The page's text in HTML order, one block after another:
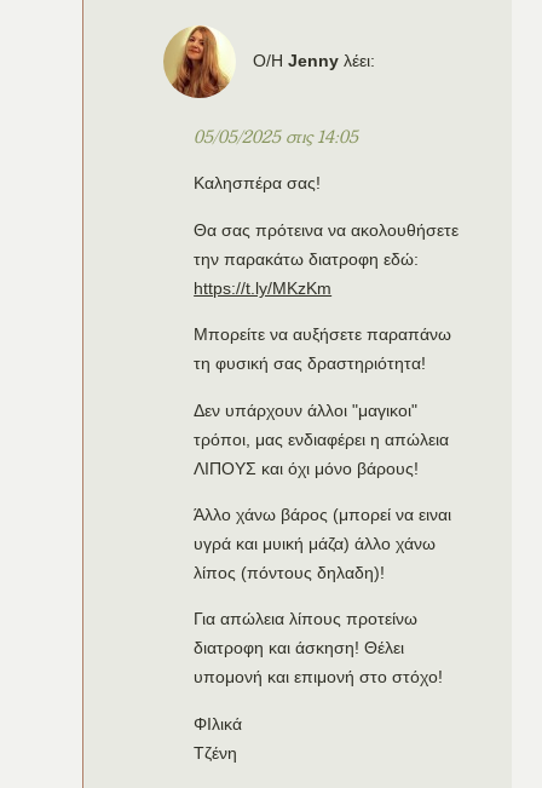
Ο/ΗJenny λέει:
05/05/2025 στις 14:05
Καλησπέρα σας!
Θα σας πρότεινα να ακολουθήσετε
την παρακάτω διατροφη εδώ:
https://t.ly/MKzKm
Μπορείτε να αυξήσετε παραπάνω
τη φυσική σας δραστηριότητα!
Δεν υπάρχουν άλλοι "μαγικοι"
τρόποι, μας ενδιαφέρει η απώλεια
ΛΙΠΟΥΣ και όχι μόνο βάρους!
Άλλο χάνω βάρος (μπορεί να ειναι
υγρά και μυική μάζα) άλλο χάνω
λίπος (πόντους δηλαδη)!
Για απώλεια λίπους προτείνω
διατροφη και άσκηση! Θέλει
υπομονή και επιμονή στο στόχο!
ΦΙλικά
Τζένη